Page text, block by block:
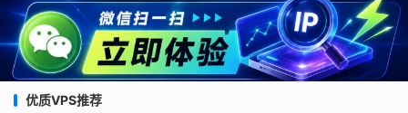
优质VPS推荐